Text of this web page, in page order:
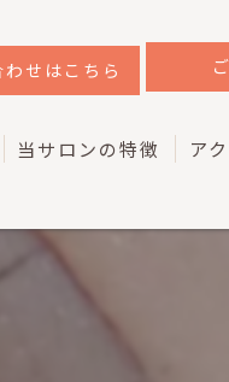
わせはこちら
当サロンの特徴
韓国
ラッシュリフト
ア